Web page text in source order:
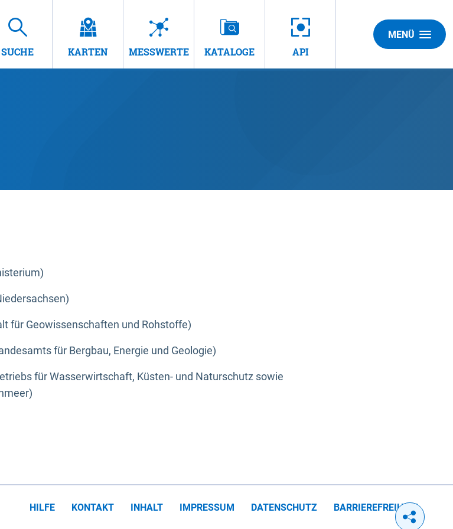
SUCHE KARTEN MESSWERTE KATALOGE API
MENÜ
für Geowissenschaften und Rohstoffe)
für Bergbau, Energie und Geologie)
für Wasserwirtschaft, Küsten- und Naturschutz sowie
HILFE KONTAKT INHALT IMPRESSUM DATENSCHUTZ BARRIEREFREIHEIT